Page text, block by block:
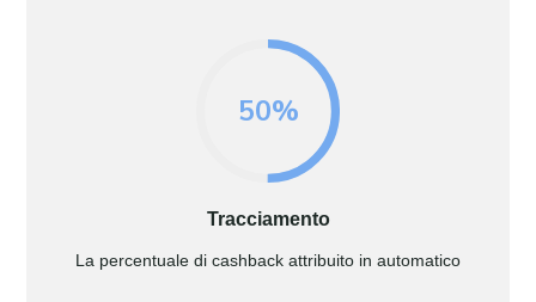
50%
Tracciamento
La percentuale di cashback attribuito in automatico